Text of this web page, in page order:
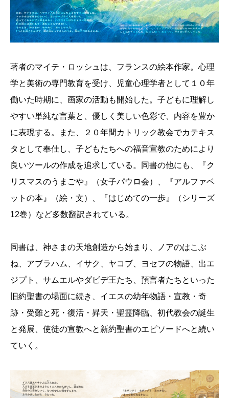
著者のマイテ・ロッシュは、フランスの絵本作家。心理
学と美術の専門教育を受け、児童心理学者として１０年
働いた時期に、画家の活動も開始した。子どもに理解し
やすい単純な言葉と、優しく美しい色彩で、内容を豊か
に表現する。また、２０年間カトリック教会でカテキス
タとして奉仕し、子どもたちへの福音宣教のためにより
良いツールの作成を追求している。同書の他にも、『ク
リスマスのうまごや』（女子パウロ会）、『アルファベ
ットの本』（絵・文）、『はじめての一歩』（シリーズ
12巻）など多数翻訳されている。
同書は、神さまの天地創造から始まり、ノアのはこぶ
ね、アブラハム、イサク、ヤコブ、ヨセフの物語、出エ
ジプト、サムエルやダビデ王たち、預言者たちといった
旧約聖書の場面に続き、イエスの幼年物語・宣教・奇
跡・受難と死・復活・昇天・聖霊降臨、初代教会の誕生
と発展、使徒の宣教へと新約聖書のエピソードへと続い
ていく。